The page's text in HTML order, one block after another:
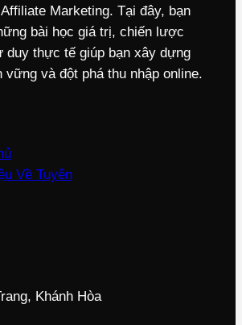
Marketing. Tại đây, bạn
bài học giá trị, chiến lược
duy thực tế giúp bạn xây dựng
vững và đột phá thu nhập online.
Về Tuyên
Khánh Hòa